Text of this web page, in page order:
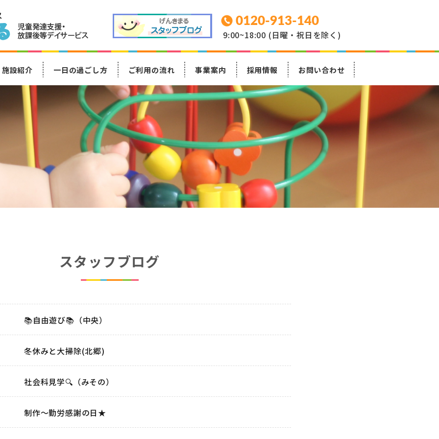
0120-913-140
9:00~18:00 (日曜・祝日を除く)
施設紹介 一日の過ごし方 ご利用の流れ 事業案内 採用情報 お問い合わせ
スタッフブログ
📚自由遊び📚（中央）
冬休みと大掃除(北郷)
社会科見学🔍（みその）
制作～勤労感謝の日★